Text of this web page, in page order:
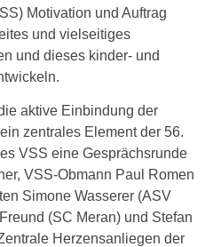
Motivation und Auftrag
und vielseitiges
und dieses kinder- und
aktive Einbindung der
zentrales Element der 56.
VSS eine Gesprächsrunde
VSS-Obmann Paul Romen
Simone Wasserer (ASV
(SC Meran) und Stefan
Herzensanliegen der